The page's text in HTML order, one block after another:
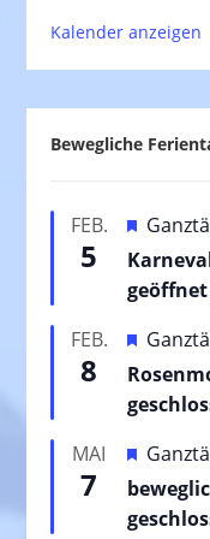
Kalender anzeigen
Bewegliche
FEB.
5
H
e
r
o
r
g
h
o
b
geöffnet
FEB.
8
H
e
r
o
r
g
MAI
7
H
e
r